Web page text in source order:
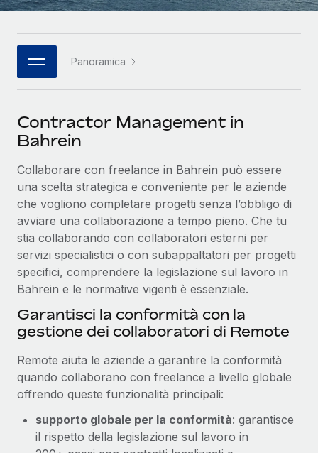
日本語
한국어
中文（简体）
Panoramica
Contractor Management in
Bahrein
Collaborare con freelance in Bahrein può essere
una scelta strategica e conveniente per le aziende
che vogliono completare progetti senza l’obbligo di
avviare una collaborazione a tempo pieno. Che tu
stia collaborando con collaboratori esterni per
servizi specialistici o con subappaltatori per progetti
specifici, comprendere la legislazione sul lavoro in
Bahrein e le normative vigenti è essenziale.
Garantisci la conformità con la
gestione dei collaboratori di Remote
Remote aiuta le aziende a garantire la conformità
quando collaborano con freelance a livello globale
offrendo queste funzionalità principali:
supporto globale per la conformità: garantisce
il rispetto della legislazione sul lavoro in